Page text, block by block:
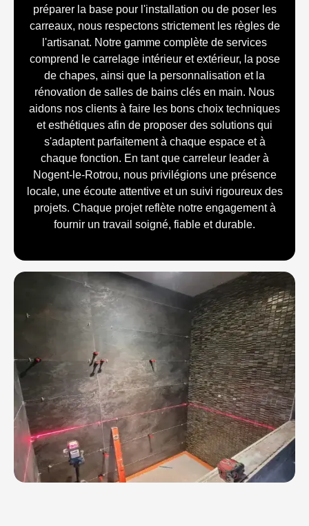
préparer la base pour l'installation ou de poser les
carreaux, nous respectons strictement les règles de
l'artisanat. Notre gamme complète de services
comprend le carrelage intérieur et extérieur, la pose
de chapes, ainsi que la personnalisation et la
rénovation de salles de bains clés en main. Nous
aidons nos clients à faire les bons choix techniques
et esthétiques afin de proposer des solutions qui
s'adaptent parfaitement à chaque espace et à
chaque fonction. En tant que carreleur leader à
Nogent-le-Rotrou, nous privilégions une présence
locale, une écoute attentive et un suivi rigoureux des
projets. Chaque projet reflète notre engagement à
fournir un travail soigné, fiable et durable.